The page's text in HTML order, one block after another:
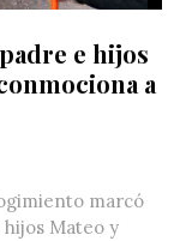
e hijos
a
marcó
hijos Mateo y